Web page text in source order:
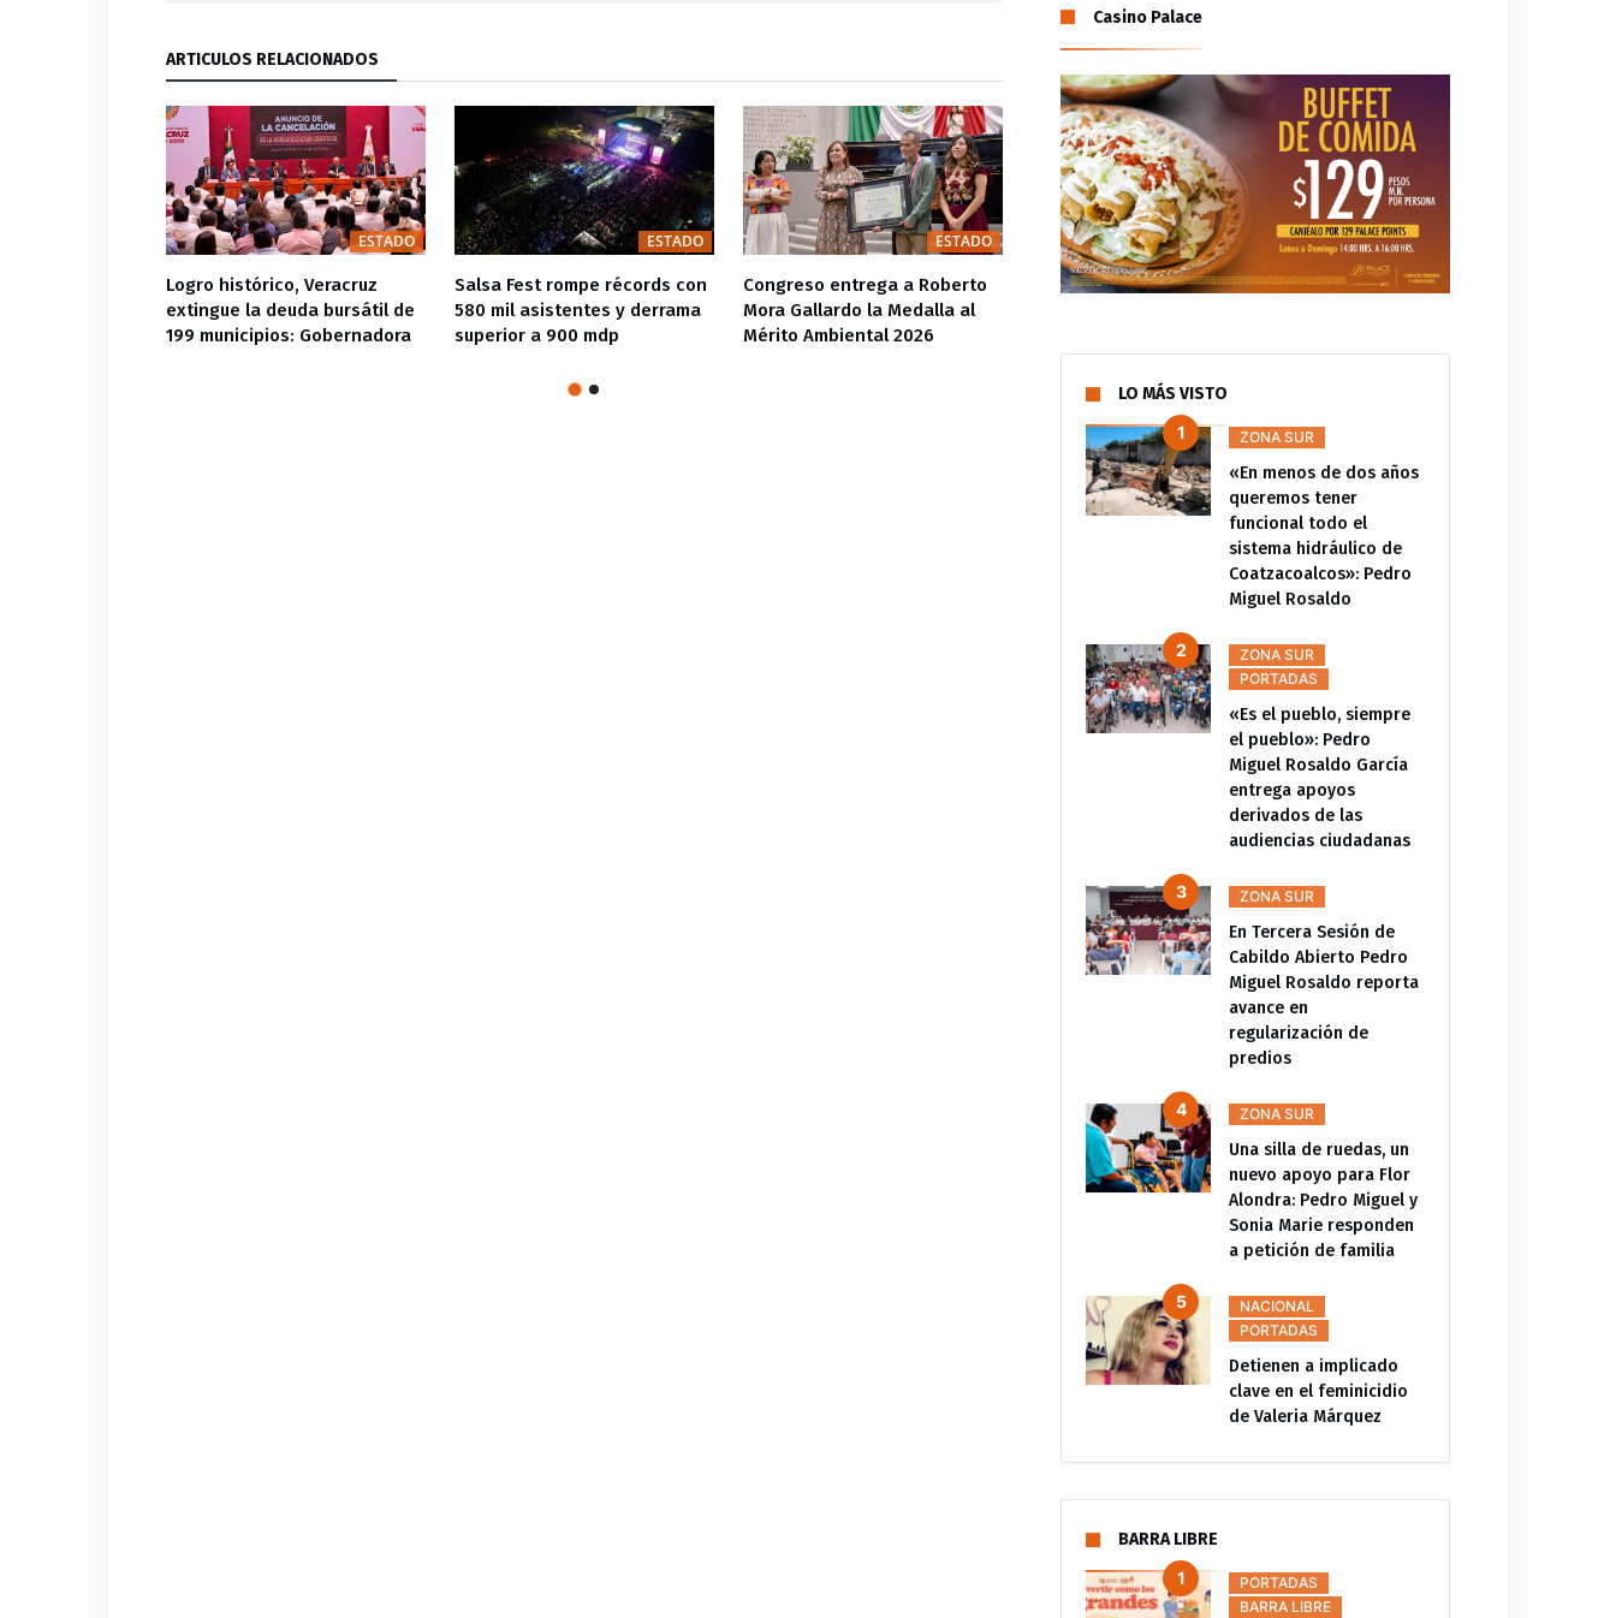
ARTÍCULOS RELACIONADOS
ESTADO
Logro histórico, Veracruz
extingue la deuda bursátil de
199 municipios: Gobernadora
ESTADO
Salsa Fest rompe récords con
580 mil asistentes y derrama
superior a 900 mdp
ESTADO
Congreso entrega a Roberto
Mora Gallardo la Medalla al
Mérito Ambiental 2026
ESTADO
COMUNICADOS ESTATALES
La movilidad debe ser el
COMUNICADOS ESTATALES
Concluye la Semana de la
Casino Palace
LO MÁS VISTO
ZONA SUR
«En menos de dos años
queremos tener
funcional todo el
sistema hidráulico de
Coatzacoalcos»: Pedro
Miguel Rosaldo
ZONA SUR
PORTADAS
«Es el pueblo, siempre
el pueblo»: Pedro
Miguel Rosaldo García
entrega apoyos
derivados de las
audiencias ciudadanas
ZONA SUR
En Tercera Sesión de
Cabildo Abierto Pedro
Miguel Rosaldo reporta
avance en
regularización de
predios
ZONA SUR
Una silla de ruedas, un
nuevo apoyo para Flor
Alondra: Pedro Miguel y
Sonia Marie responden
a petición de familia
NACIONAL
PORTADAS
Detienen a implicado
clave en el feminicidio
de Valeria Márquez
BARRA LIBRE
PORTADAS
BARRA LIBRE